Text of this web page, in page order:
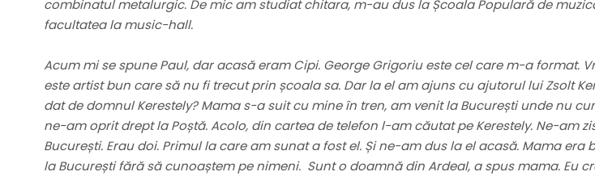
combinatul metalurgic. De mic am studiat chitara, m-au dus la Școala Populară de
facultatea la music-hall.
Acum mi se spune Paul, dar acasă eram Cipi. George Grigoriu este cel care m-a format.
este artist bun care să nu fi trecut prin școala sa. Dar la el am ajuns cu ajutorul lui Zsolt
dat de domnul Kerestely? Mama s-a suit cu mine în tren, am venit la București unde nu
ne-am oprit drept la Poștă. Acolo, din cartea de telefon l-am căutat pe Kerestely. Ne-am
București. Erau doi. Primul la care am sunat a fost el. Și ne-am dus la el acasă. Mama
la București fără să cunoaștem pe nimeni. Sunt o doamnă din Ardeal, a spus mama. Eu